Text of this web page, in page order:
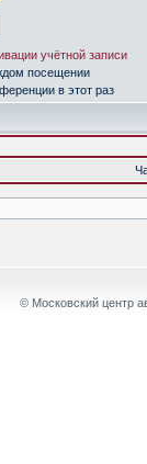
учётной записи
посещении
в этот раз
© Московский центр